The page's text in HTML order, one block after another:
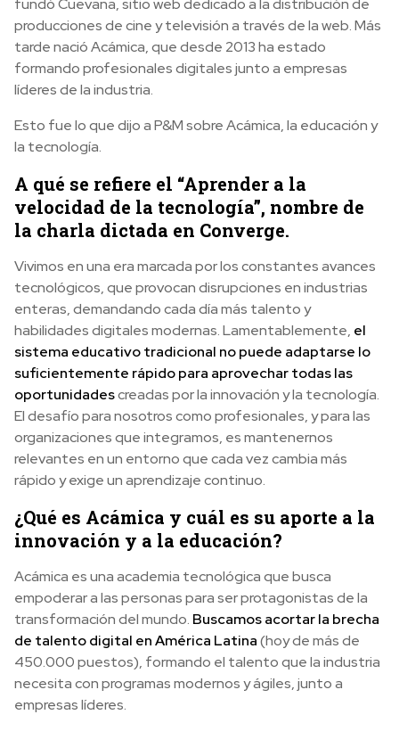
fundó Cuevana, sitio web dedicado a la distribución de
producciones de cine y televisión a través de la web. Más
tarde nació Acámica, que desde 2013 ha estado
formando profesionales digitales junto a empresas
líderes de la industria.
Esto fue lo que dijo a P&M sobre Acámica, la educación y
la tecnología.
A qué se refiere el “Aprender a la
velocidad de la tecnología”, nombre de
la charla dictada en Converge.
Vivimos en una era marcada por los constantes avances
tecnológicos, que provocan disrupciones en industrias
enteras, demandando cada día más talento y
habilidades digitales modernas. Lamentablemente, el
sistema educativo tradicional no puede adaptarse lo
suficientemente rápido para aprovechar todas las
oportunidadescreadas por la innovación y la tecnología.
El desafío para nosotros como profesionales, y para las
organizaciones que integramos, es mantenernos
relevantes en un entorno que cada vez cambia más
rápido y exige un aprendizaje continuo.
¿Qué es Acámica y cuál es su aporte a la
innovación y a la educación?
Acámica es una academia tecnológica que busca
empoderar a las personas para ser protagonistas de la
transformación del mundo. Buscamos acortar la brecha
de talento digital en América Latina(hoy de más de
450.000 puestos), formando el talento que la industria
necesita con programas modernos y ágiles, junto a
empresas líderes.